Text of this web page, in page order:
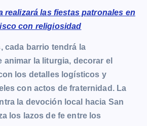
realizará las fiestas patronales en
con religiosidad
cada barrio tendrá la
la liturgia, decorar el
los detalles logísticos y
con actos de fraternidad. La
la devoción local hacia San
los lazos de fe entre los